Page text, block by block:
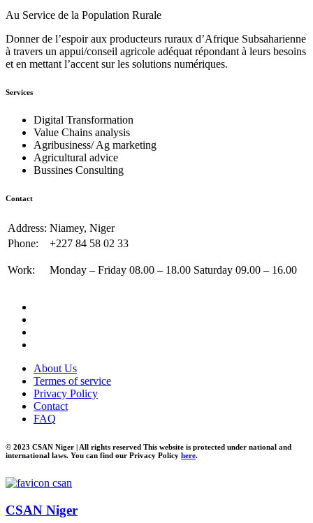
Au Service de la Population Rurale
Donner de l’espoir aux producteurs ruraux d’Afrique Subsaharienne
à travers un appui/conseil agricole adéquat répondant à leurs besoins
et en mettant l’accent sur les solutions numériques.
Services
Digital Transformation
Value Chains analysis
Agribusiness/ Ag marketing
Agricultural advice
Bussines Consulting
Contact
Address: Niamey, Niger
Phone:
+227 84 58 02 33
Work: Monday – Friday 08.00 – 18.00 Saturday 09.00 – 16.00
About Us
Termes of service
Privacy Policy
Contact
FAQ
© 2023 CSAN Niger | All rights reserved This website is protected under national and
international laws. You can find our Privacy Policy here.
CSAN Niger